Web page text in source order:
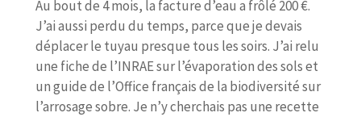
Au bout de 4 mois, la facture d’eau a frôlé 200 €.
J’ai aussi perdu du temps, parce que je devais
déplacer le tuyau presque tous les soirs. J’ai relu
une fiche de l’INRAE sur l’évaporation des sols et
un guide de l’Office français de la biodiversité sur
l’arrosage sobre. Je n’y cherchais pas une recette